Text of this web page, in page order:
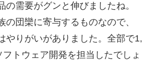
の需要がグンと伸びましたね。
の団欒に寄与するものなので、
やりがいがありました。全部で1,
トウェア開発を担当したでしょ